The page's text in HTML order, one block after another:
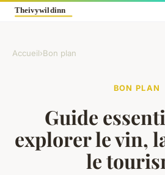
Accueil›Bon plan
BON PLAN
Guide
explorer le vin,
le